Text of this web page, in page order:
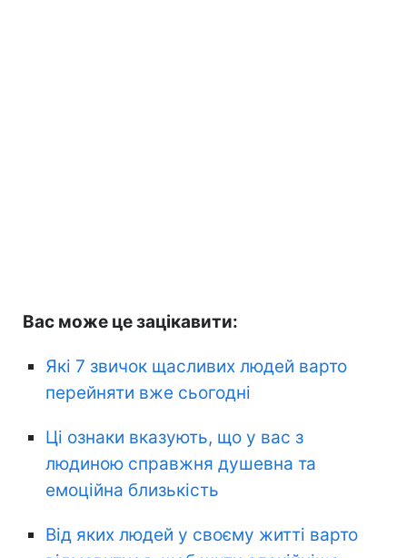
Вас може це зацікавити:
Які 7 звичок щасливих людей варто
перейняти вже сьогодні
Ці ознаки вказують, що у вас з
людиною справжня душевна та
емоційна близькість
Від яких людей у своєму житті варто